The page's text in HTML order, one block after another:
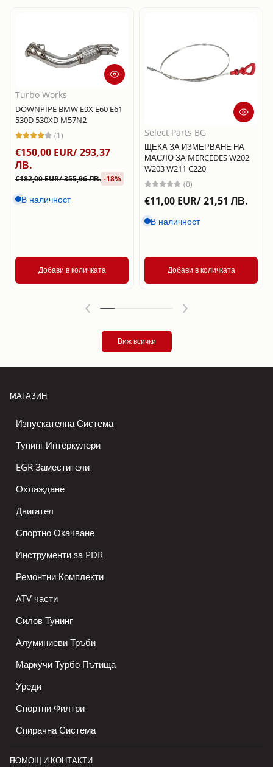
Turbo Works
DOWNPIPE BMW E9X E60 E61
530D 530XD M57N2
(1)
€150,00 EUR/ 293,37
ЛВ.
€182,00 EUR/ 355,96 ЛВ. -18%
В наличност
Добави в количката
Select Parts BG
ЩЕКА ЗА ИЗМЕРВАНЕ НА
МАСЛО ЗА MERCEDES W202
W203 W211 C220
(0)
€11,00 EUR/ 21,51 ЛВ.
В наличност
Добави в количката
Виж всички
МАГАЗИН
Изпускателна Система
Тунинг Интеркулери
EGR Заместители
Охлаждане
Двигател
Спортно Окачване
Инструменти за PDR
Ремонтни Комплекти
ATV части
Силов Тунинг
Алуминиеви Тръби
Маркучи Турбо Пътища
Уреди
Спортни Филтри
Спирачна Система
ПОМОЩ И КОНТАКТИ